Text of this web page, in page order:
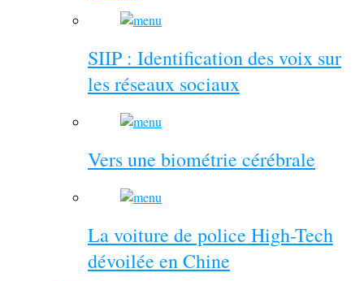
SIIP : Identification des voix sur
les réseaux sociaux
Vers une biométrie cérébrale
La voiture de police High-Tech
dévoilée en Chine